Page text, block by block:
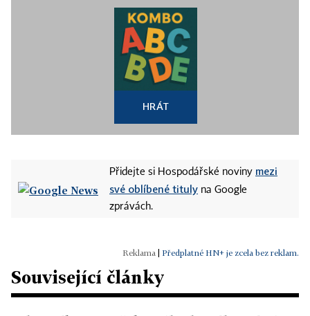
HRÁT
Přidejte si Hospodářské noviny mezi
své oblíbené tituly na Google
zprávách.
Předplatné HN+ je zcela bez reklam.
Související články